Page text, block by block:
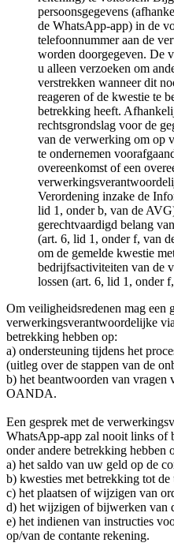
persoonsgegevens
de WhatsApp-app) in de
telefoonnummer aan de
worden doorgegeven. De
u alleen verzoeken om
verstrekken wanneer dit
reageren of de kwestie te
betrekking heeft.
rechtsgrondslag voor de
van de verwerking om op
te ondernemen
overeenkomst of een
Verordening inzake de
lid 1, onder b, van de
gerechtvaardigd belang
(art. 6, lid 1, onder f, van
om de gemelde kwestie
bedrijfsactiviteiten van de
lossen (art. 6, lid 1, onder
Om veiligheidsredenen mag een
verwerkingsverantwoordelijke
betrekking hebben op:
a) ondersteuning tijdens het
(uitleg over de stappen van de
b) het beantwoorden van vragen
OANDA.
Een gesprek met de
WhatsApp-app zal nooit links of
onder andere betrekking hebben
a) het saldo van uw geld op de
b) kwesties met betrekking tot
c) het plaatsen of wijzigen van
d) het wijzigen of bijwerken van
e) het indienen van instructies
op/van de contante rekening.